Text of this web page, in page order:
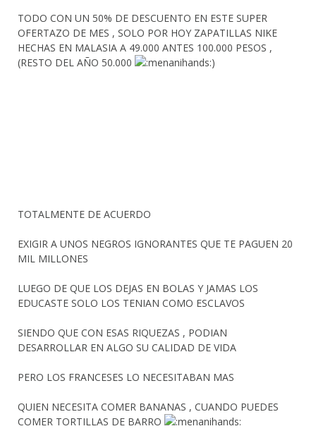
TODO CON UN 50% DE DESCUENTO EN ESTE SUPER
OFERTAZO DE MES , SOLO POR HOY ZAPATILLAS NIKE
HECHAS EN MALASIA A 49.000 ANTES 100.000 PESOS ,
(RESTO DEL AÑO 50.000
)
TOTALMENTE DE ACUERDO
EXIGIR A UNOS NEGROS IGNORANTES QUE TE PAGUEN 20
MIL MILLONES
LUEGO DE QUE LOS DEJAS EN BOLAS Y JAMAS LOS
EDUCASTE SOLO LOS TENIAN COMO ESCLAVOS
SIENDO QUE CON ESAS RIQUEZAS , PODIAN
DESARROLLAR EN ALGO SU CALIDAD DE VIDA
PERO LOS FRANCESES LO NECESITABAN MAS
QUIEN NECESITA COMER BANANAS , CUANDO PUEDES
COMER TORTILLAS DE BARRO